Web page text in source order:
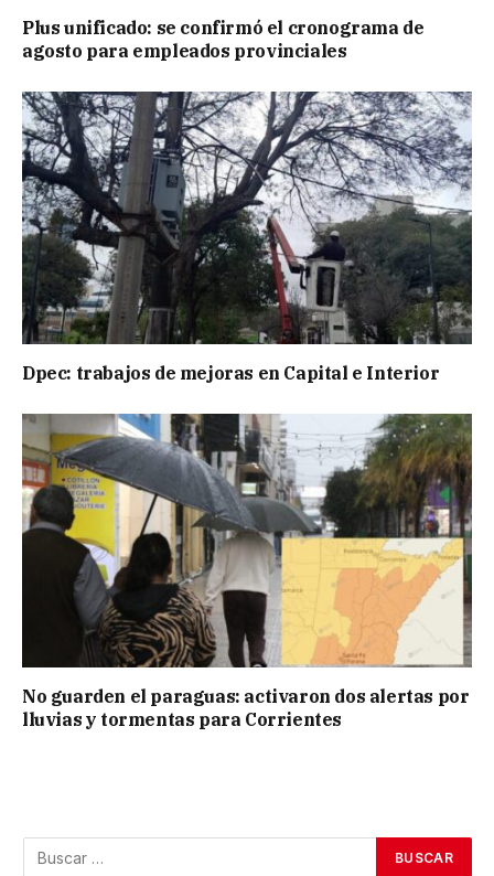
Plus unificado: se confirmó el cronograma de
agosto para empleados provinciales
Dpec: trabajos de mejoras en Capital e Interior
No guarden el paraguas: activaron dos alertas por
lluvias y tormentas para Corrientes